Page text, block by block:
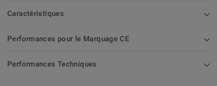
Caractéristiques
Performances pour le Marquage CE
Performances Techniques